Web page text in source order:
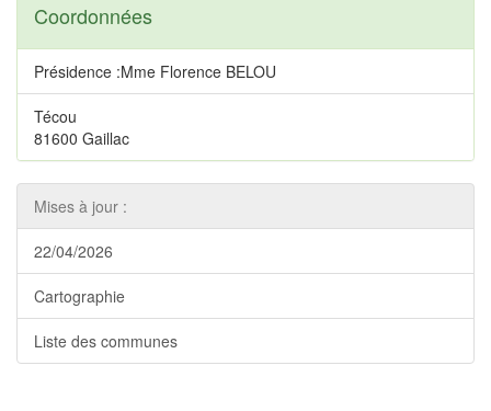
Coordonnées
Présidence :Mme Florence BELOU
Técou
81600 Gaillac
Mises à jour :
22/04/2026
Cartographie
Liste des communes